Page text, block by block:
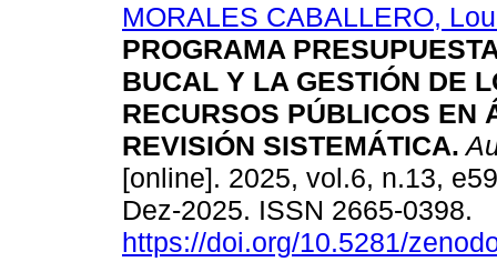
MORALES CABALLERO,
PROGRAMA
BUCAL Y LA GESTIÓN DE
RECURSOS PÚBLICOS EN
REVISIÓN SISTEMÁTICA.
[online]. 2025, vol.6, n.13,
Dez-2025. ISSN 2665-0398.
https://doi.org/10.5281/